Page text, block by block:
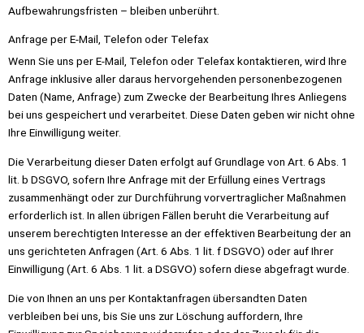
Aufbewahrungsfristen – bleiben unberührt.
Anfrage per E-Mail, Telefon oder Telefax
Wenn Sie uns per E-Mail, Telefon oder Telefax kontaktieren, wird Ihre
Anfrage inklusive aller daraus hervorgehenden personenbezogenen
Daten (Name, Anfrage) zum Zwecke der Bearbeitung Ihres Anliegens
bei uns gespeichert und verarbeitet. Diese Daten geben wir nicht ohne
Ihre Einwilligung weiter.
Die Verarbeitung dieser Daten erfolgt auf Grundlage von Art. 6 Abs. 1
lit. b DSGVO, sofern Ihre Anfrage mit der Erfüllung eines Vertrags
zusammenhängt oder zur Durchführung vorvertraglicher Maßnahmen
erforderlich ist. In allen übrigen Fällen beruht die Verarbeitung auf
unserem berechtigten Interesse an der effektiven Bearbeitung der an
uns gerichteten Anfragen (Art. 6 Abs. 1 lit. f DSGVO) oder auf Ihrer
Einwilligung (Art. 6 Abs. 1 lit. a DSGVO) sofern diese abgefragt wurde.
Die von Ihnen an uns per Kontaktanfragen übersandten Daten
verbleiben bei uns, bis Sie uns zur Löschung auffordern, Ihre